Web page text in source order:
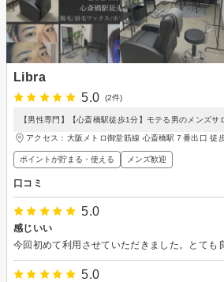
Libra
5.0
(2件)
【男性専門】【心斎橋駅徒歩1分】モテる男のメンズ
アクセス：大阪メトロ御堂筋線 心斎橋駅７番出口 徒
ポイントが貯まる・使える メンズ歓迎
口コミ
5.0
感じいい
今回初めて利用させていただきました。とても
5.0